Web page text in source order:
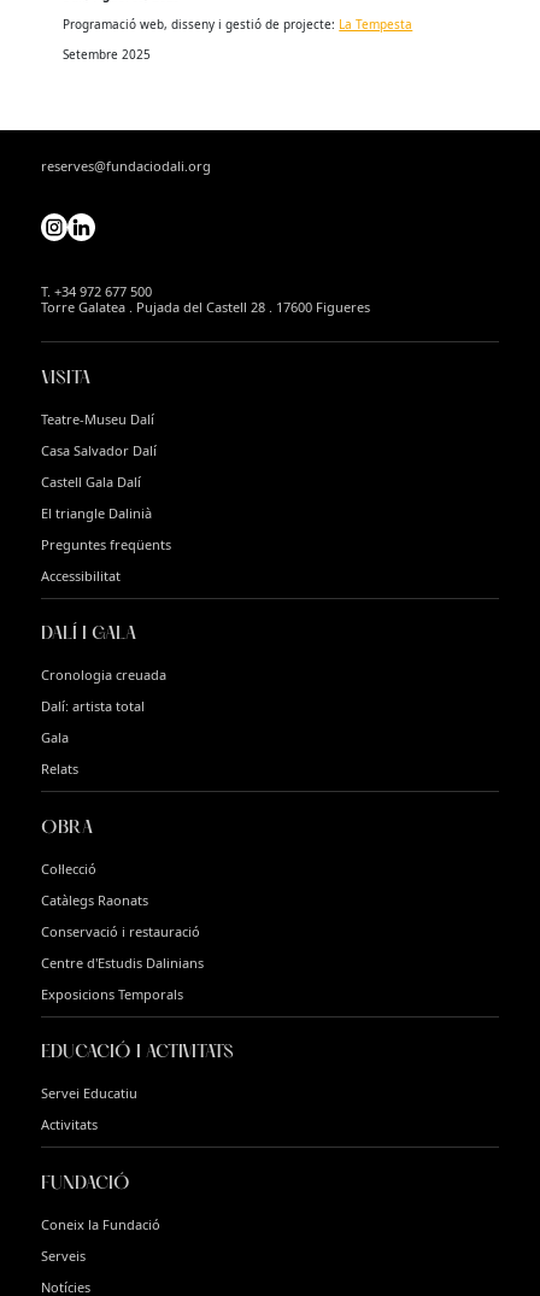
Programació web, disseny i gestió de projecte: La Tempesta
Setembre 2025
reserves@fundaciodali.org
T. +34 972 677 500
Torre Galatea . Pujada del Castell 28 . 17600 Figueres
VISITA
Teatre-Museu Dalí
Casa Salvador Dalí
Castell Gala Dalí
El triangle Dalinià
Preguntes freqüents
Accessibilitat
DALÍ I GALA
Cronologia creuada
Dalí: artista total
Gala
Relats
OBRA
Col·lecció
Catàlegs Raonats
Conservació i restauració
Centre d'Estudis Dalinians
Exposicions Temporals
EDUCACIÓ I ACTIVITATS
Servei Educatiu
Activitats
FUNDACIÓ
Coneix la Fundació
Serveis
Notícies